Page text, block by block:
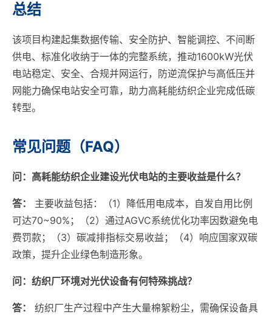
总结
该项目构建起集数据传输、安全防护、智能调控、不间断
供电、标准化收纳于一体的完整系统，推动1600kW光伏
电站稳定、安全、合规并网运行，防逆流保护与高低压并
网能力确保电站安全可靠，助力高耗能纺织企业完成低碳
转型。
常见问题（FAQ）
问：高耗能纺织企业建设光伏电站的主要收益是什么？
答：
主要收益包括：（1）降低用电成本，自发自用比例
可达70~90%；（2）通过AGVC系统优化功率因数避免电
费罚款；（3）碳减排指标交易收益；（4）响应国家双碳
政策，提升企业绿色制造形象。
问：纺织厂环境对光伏设备有何特殊挑战？
答：
纺织厂生产过程中产生大量棉絮粉尘，需确保设备具